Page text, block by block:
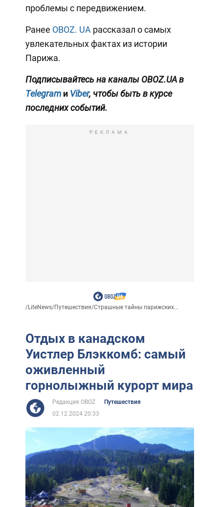
проблемы с передвижением.
Ранее OBOZ. UA рассказал о самых
увлекательных фактах из истории
Парижа.
Подписывайтесь на каналы OBOZ.UA в
Telegram и Viber, чтобы быть в курсе
последних событий.
РЕКЛАМА
/LiteNews/Путешествия/Страшные тайны парижских...
Отдых в канадском
Уистлер Блэккомб: самый
оживленный
горнолыжный курорт мира
Редакция OBOZ
Путешествия
02.12.2024 20:33